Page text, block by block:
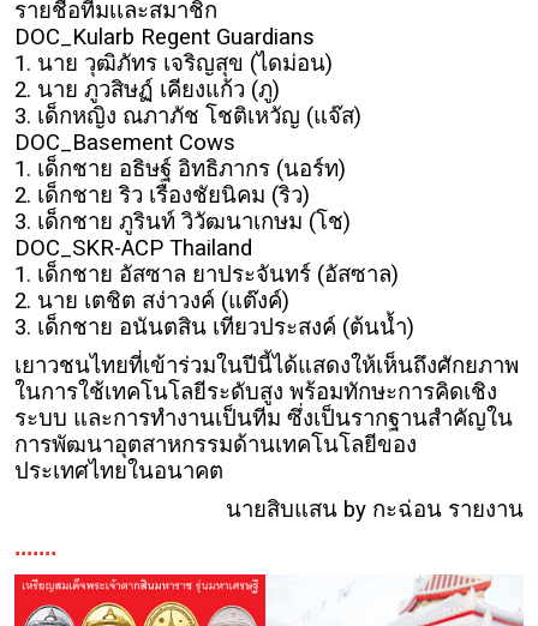
รายชื่อทีมเเละสมาชิก
DOC_Kularb Regent Guardians
1. นาย วุฒิภัทร เจริญสุข (ไดม่อน)
2. นาย ภูวสิษฏ์ เคียงแก้ว (ภู)
3. เด็กหญิง ณภาภัช โชติเหวัญ (แจ๊ส)
DOC_Basement Cows
1. เด็กชาย อธิษฐ์ อิทธิภากร (นอร์ท)
2. เด็กชาย ริว เรืองชัยนิคม (ริว)
3. เด็กชาย ภูรินท์ วิวัฒนาเกษม (โช)
DOC_SKR-ACP Thailand
1. เด็กชาย อัสซาล ยาประจันทร์ (อัสซาล)
2. นาย เตชิต สง่าวงค์ (แต๊งค์)
3. เด็กชาย อนันตสิน เทียวประสงค์ (ต้นน้ำ)
เยาวชนไทยที่เข้าร่วมในปีนี้ได้แสดงให้เห็นถึงศักยภาพ
ในการใช้เทคโนโลยีระดับสูง พร้อมทักษะการคิดเชิง
ระบบ และการทำงานเป็นทีม ซึ่งเป็นรากฐานสำคัญใน
การพัฒนาอุตสาหกรรมด้านเทคโนโลยีของ
ประเทศไทยในอนาคต
นายสิบแสน by กะฉ่อน รายงาน
.......